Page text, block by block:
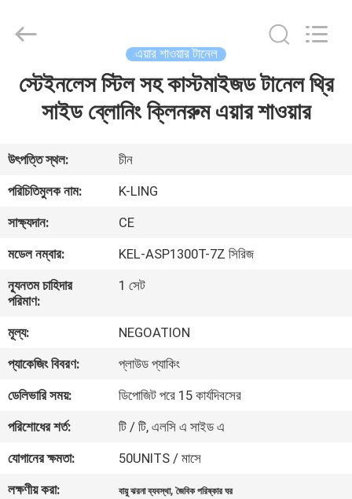
বাড়ি
আমাদের
সম্বন্ধে
কারখানা
পরিদর্শন
গুণমান
নিয়ন্ত্রণ
আমাদের
সাথে
যোগাযোগ
Technology
Company.
এয়ার শাওয়ার টানেল
স্টেইনলেস স্টিল সহ কাস্টমাইজড টানেল থ্রি
সাইড ব্লোনিং ক্লিনরুম এয়ার শাওয়ার
উৎপত্তি স্থল:
চীন
পরিচিতিমুলক নাম:
K-LING
সাক্ষ্যদান:
CE
মডেল নম্বার:
KEL-ASP1300T-7Z সিরিজ
ন্যূনতম চাহিদার
পরিমাণ:
1 সেট
মূল্য:
NEGOATION
প্যাকেজিং বিবরণ:
প্লাউড প্যাকিং
ডেলিভারি সময়:
ডিপোজিট পরে 15 কার্যদিবসের
পরিশোধের শর্ত:
টি / টি, এলসি এ সাইড এ
যোগানের ক্ষমতা:
50UNITS / মাসে
লক্ষণীয় করা:
বায়ু ঝরনা ব্যবস্থা,জৈবিক পরিষ্কার ঘর